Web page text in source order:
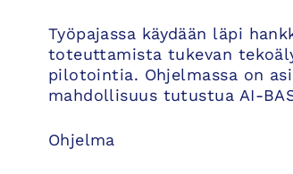
Työpajassa käydään läpi
toteuttamista tukevan
pilotointia. Ohjelmassa on
mahdollisuus tutustua AI-
Ohjelma